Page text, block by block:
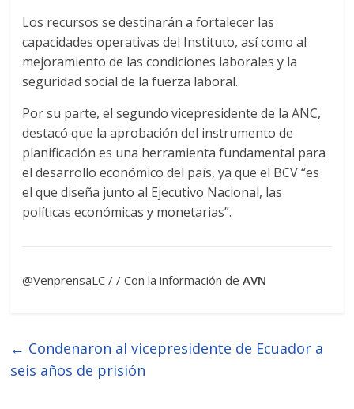
Los recursos se destinarán a fortalecer las
capacidades operativas del Instituto, así como al
mejoramiento de las condiciones laborales y la
seguridad social de la fuerza laboral.
Por su parte, el segundo vicepresidente de la ANC,
destacó que la aprobación del instrumento de
planificación es una herramienta fundamental para
el desarrollo económico del país, ya que el BCV “es
el que diseña junto al Ejecutivo Nacional, las
políticas económicas y monetarias”.
@VenprensaLC / / Con la información deAVN
← Condenaron al vicepresidente de Ecuador a
seis años de prisión